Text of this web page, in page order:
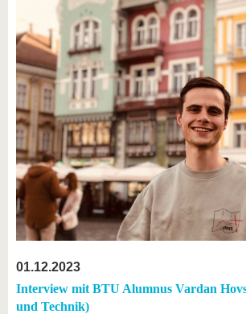
01.12.2023
Interview mit BTU Alumnus Vardan
und Technik)